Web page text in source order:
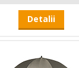
Detalii